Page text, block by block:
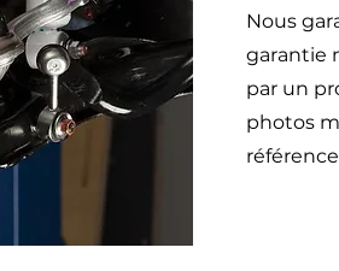
Nous
garantie
par un
photos